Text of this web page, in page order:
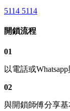
5114 5114
開鎖流程
01
以電話或
02
與開鎖師傅分享